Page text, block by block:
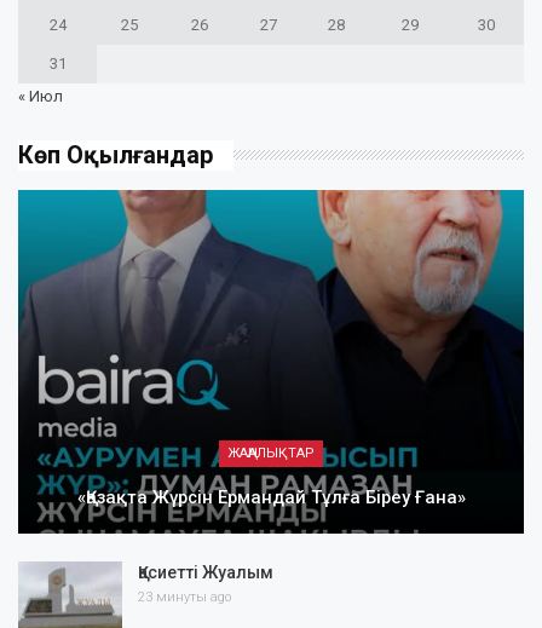
24 25 26 27 28 29 30
31
« Июл
Көп Оқылғандар
ЖАҢАЛЫҚТАР
«Қазақта Жүрсін Ермандай Тұлға Біреу Ғана»
Қасиетті Жуалым
23 минуты ago